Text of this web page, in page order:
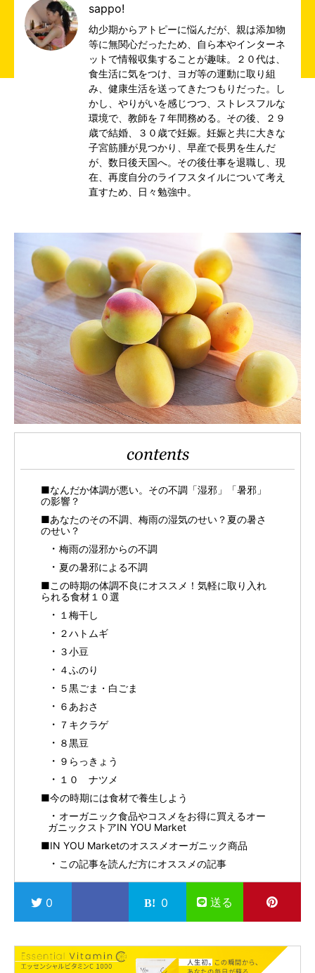
sappo!
幼少期からアトピーに悩んだが、親は添加物
等に無関心だったため、自ら本やインターネ
ットで情報収集することが趣味。２０代は、
食生活に気をつけ、ヨガ等の運動に取り組
み、健康生活を送ってきたつもりだった。し
かし、やりがいを感じつつ、ストレスフルな
環境で、教師を７年間務める。その後、２９
歳で結婚、３０歳で妊娠。妊娠と共に大きな
子宮筋腫が見つかり、早産で長男を生んだ
が、数日後天国へ。その後仕事を退職し、現
在、再度自分のライフスタイルについて考え
直すため、日々勉強中。
contents
■なんだか体調が悪い。その不調「湿邪」「暑邪」
の影響？
■あなたのその不調、梅雨の湿気のせい？夏の暑さ
のせい？
梅雨の湿邪からの不調
夏の暑邪による不調
■この時期の体調不良にオススメ！気軽に取り入れ
られる食材１０選
１梅干し
２ハトムギ
３小豆
４ふのり
５黒ごま・白ごま
６あおさ
７キクラゲ
８黒豆
９らっきょう
１０ ナツメ
■今の時期には食材で養生しよう
オーガニック食品やコスメをお得に買えるオー
ガニックストアIN YOU Market
■IN YOU Marketのオススメオーガニック商品
この記事を読んだ方にオススメの記事
0 0 送る